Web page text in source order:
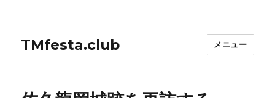
TMfesta.club メニュー